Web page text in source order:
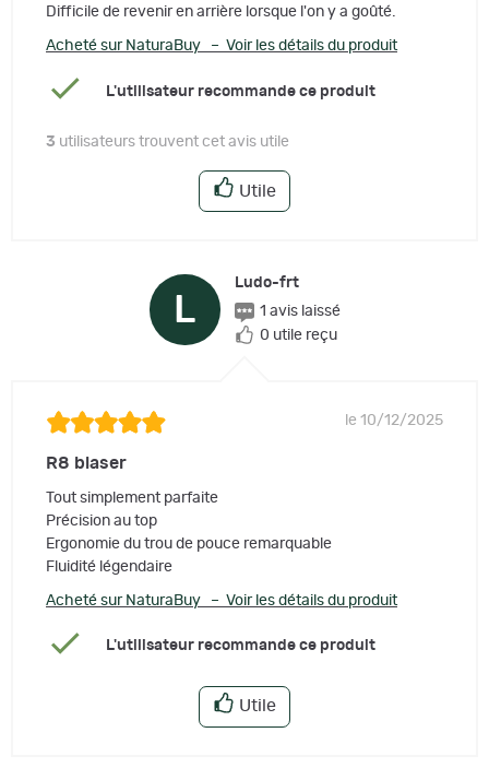
Difficile de revenir en arrière lorsque l'on y a goûté.
Acheté sur NaturaBuy – Voir les détails du produit
L'utilisateur recommande ce produit
3 utilisateurs trouvent cet avis utile
Utile
L
Ludo-frt
1 avis laissé
0 utile reçu
le 10/12/2025
R8 blaser
Tout simplement parfaite
Précision au top
Ergonomie du trou de pouce remarquable
Fluidité légendaire
Acheté sur NaturaBuy – Voir les détails du produit
L'utilisateur recommande ce produit
Utile